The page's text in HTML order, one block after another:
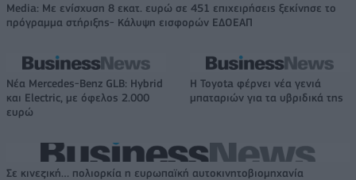
Media: Με ενίσχυση 8 εκατ. ευρώ σε 451 επιχειρήσεις ξεκίνησε το
πρόγραμμα στήριξης- Κάλυψη εισφορών ΕΔΟΕΑΠ
Νέα Mercedes-Benz GLB: Hybrid
και Electric, με όφελος 2.000
ευρώ
Η Toyota φέρνει νέα γενιά
μπαταριών για τα υβριδικά της
Σε κινεζική… πολιορκία η ευρωπαϊκή αυτοκινητοβιομηχανία